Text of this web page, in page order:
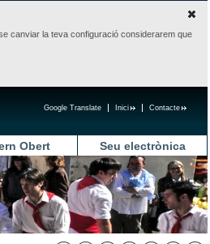
canviar la teva configuració considerarem que
Contacte
Inici
Google Translate
Obert Seu electrònica